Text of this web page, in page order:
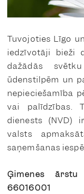
Tuvojoties Līgo
iedzīvotāji bieži
dažādās
ūdenstilpēm un
nepieciešamība
vai palīdzības.
dienests (NVD)
valsts
saņemšanas
Ģimenes
66016001